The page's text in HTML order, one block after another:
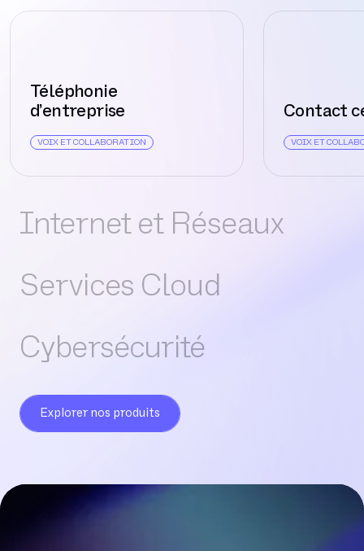
Internet et Réseaux
Services Cloud
Cybersécurité
Téléphonie
d’entreprise
VOIX ET COLLABORATION
Contact
VOIX ET
Explorer nos produits